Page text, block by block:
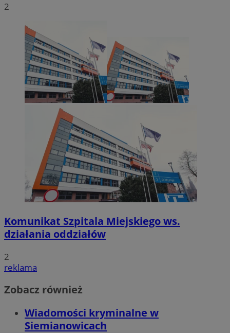
2
Komunikat Szpitala Miejskiego ws.
działania oddziałów
2
reklama
Zobacz również
Wiadomości kryminalne w
Siemianowicach